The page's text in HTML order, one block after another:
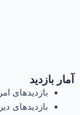
آمار بازدید
بازدیدهای
بازدیدهای